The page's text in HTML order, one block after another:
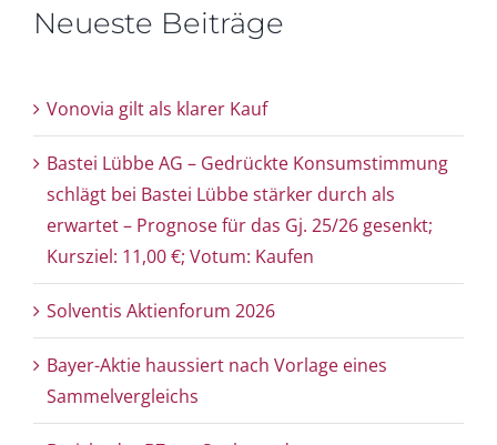
Neueste Beiträge
Vonovia gilt als klarer Kauf
Bastei Lübbe AG – Gedrückte Konsumstimmung
schlägt bei Bastei Lübbe stärker durch als
erwartet – Prognose für das Gj. 25/26 gesenkt;
Kursziel: 11,00 €; Votum: Kaufen
Solventis Aktienforum 2026
Bayer-Aktie haussiert nach Vorlage eines
Sammelvergleichs